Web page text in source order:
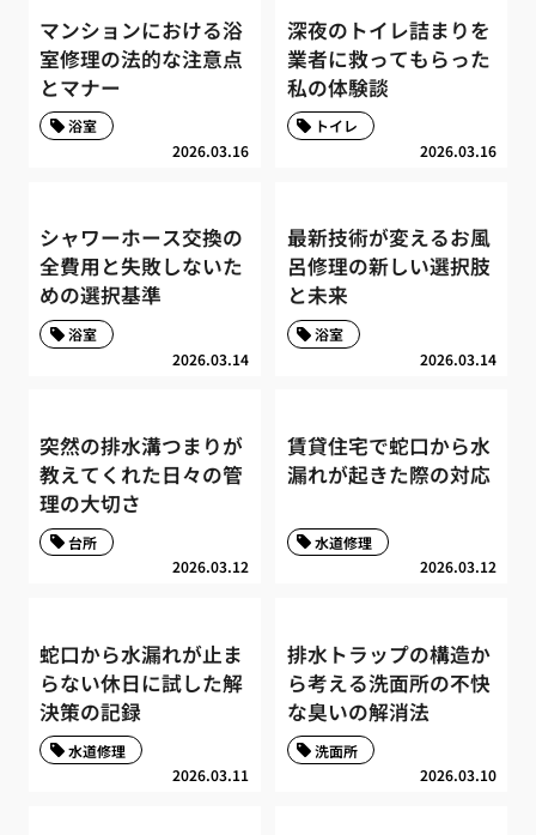
マンションにおける浴
室修理の法的な注意点
とマナー
2026.03.16
浴室
深夜のトイレ詰まりを
業者に救ってもらった
私の体験談
2026.03.16
トイレ
シャワーホース交換の
全費用と失敗しないた
めの選択基準
2026.03.14
浴室
最新技術が変えるお風
呂修理の新しい選択肢
と未来
2026.03.14
浴室
突然の排水溝つまりが
教えてくれた日々の管
理の大切さ
2026.03.12
台所
賃貸住宅で蛇口から水
漏れが起きた際の対応
2026.03.12
水道修理
蛇口から水漏れが止ま
らない休日に試した解
決策の記録
2026.03.11
水道修理
排水トラップの構造か
ら考える洗面所の不快
な臭いの解消法
2026.03.10
洗面所